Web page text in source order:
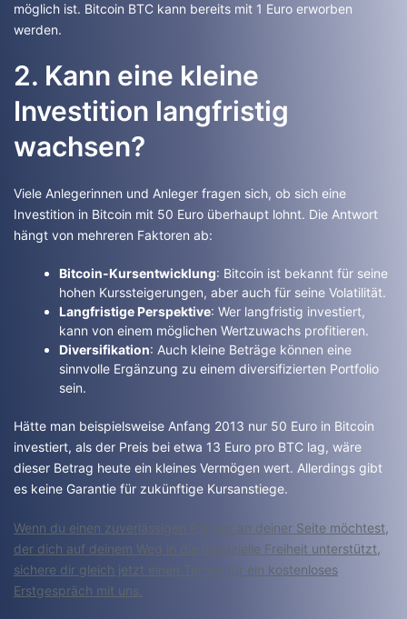
möglich ist. Bitcoin BTC kann bereits mit 1 Euro erworben
werden.
2. Kann eine kleine
Investition langfristig
wachsen?
Viele Anlegerinnen und Anleger fragen sich, ob sich eine
Investition in Bitcoin mit 50 Euro überhaupt lohnt. Die Antwort
hängt von mehreren Faktoren ab:
Bitcoin-Kursentwicklung: Bitcoin ist bekannt für seine
hohen Kurssteigerungen, aber auch für seine Volatilität.
Langfristige Perspektive: Wer langfristig investiert,
kann von einem möglichen Wertzuwachs profitieren.
Diversifikation: Auch kleine Beträge können eine
sinnvolle Ergänzung zu einem diversifizierten Portfolio
sein.
Hätte man beispielsweise Anfang 2013 nur 50 Euro in Bitcoin
investiert, als der Preis bei etwa 13 Euro pro BTC lag, wäre
dieser Betrag heute ein kleines Vermögen wert. Allerdings gibt
es keine Garantie für zukünftige Kursanstiege.
Wenn du einen zuverlässigen Partner an deiner Seite möchtest,
der dich auf deinem Weg in die finanzielle Freiheit unterstützt,
sichere dir gleich jetzt einen Termin für ein kostenloses
Erstgespräch mit uns.